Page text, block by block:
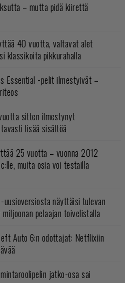
– mutta pidä kiirettä
40 vuotta, valtavat alet
klassikoita pikkurahalla
Essential -pelit ilmestyivät –
sitten ilmestynyt
lisää sisältöä
25 vuotta – vuonna 2012
muita osia voi testailla
uusioversiosta näyttäisi tulevan
pelaajan toivelistalla
Auto 6:n odottajat: Netflixiin
jatko-osa sai